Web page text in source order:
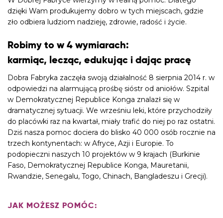
dzięki Wam produkujemy dobro w tych miejscach, gdzie
zło odbiera ludziom nadzieję, zdrowie, radość i życie.
Robimy to w 4 wymiarach:
karmiąc, lecząc, edukując i dając pracę
Dobra Fabryka zaczęła swoją działalność 8 sierpnia 2014 r. w
odpowiedzi na alarmującą prośbę sióstr od aniołów. Szpital
w Demokratycznej Republice Konga znalazł się w
dramatycznej sytuacji. We wrześniu leki, które przychodziły
do placówki raz na kwartał, miały trafić do niej po raz ostatni.
Dziś nasza pomoc dociera do blisko 40 000 osób rocznie na
trzech kontynentach: w Afryce, Azji i Europie. To
podopieczni naszych 10 projektów w 9 krajach (Burkinie
Faso, Demokratycznej Republice Konga, Mauretanii,
Rwandzie, Senegalu, Togo, Chinach, Bangladeszu i Grecji).
JAK MOŻESZ POMÓC: